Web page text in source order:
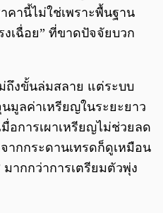
คานี้ไม่ใช่เพราะพื้นฐาน
งเฉื่อย” ที่ขาดปัจจัยบวก
ถึงขั้นล่มสลาย แต่ระบบ
นมูลค่าเหรียญในระยะยาว
อการเผาเหรียญไม่ช่วยลด
ากกระดานเทรดก็ดูเหมือน
มากกว่าการเตรียมตัวพุ่ง